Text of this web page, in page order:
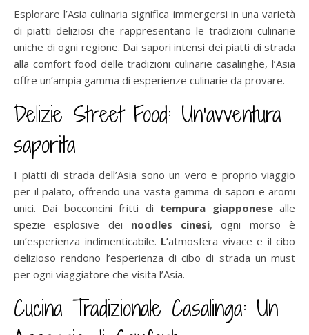
Esplorare l’Asia culinaria significa immergersi in una varietà
di piatti deliziosi che rappresentano le tradizioni culinarie
uniche di ogni regione. Dai sapori intensi dei piatti di strada
alla comfort food delle tradizioni culinarie casalinghe, l’Asia
offre un’ampia gamma di esperienze culinarie da provare.
Delizie Street Food: Un’avventura
saporita
I piatti di strada dell’Asia sono un vero e proprio viaggio
per il palato, offrendo una vasta gamma di sapori e aromi
unici. Dai bocconcini fritti di tempura giapponesealle
spezie esplosive dei noodles cinesi, ogni morso è
un’esperienza indimenticabile. L’atmosfera vivace e il cibo
delizioso rendono l’esperienza di cibo di strada un must
per ogni viaggiatore che visita l’Asia.
Cucina Tradizionale Casalinga: Un